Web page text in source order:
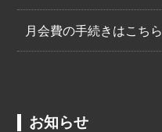
月会費の手続きはこちら
お知らせ